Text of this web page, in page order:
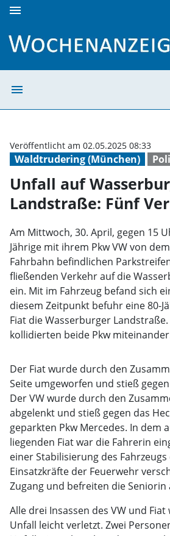
menu
menu
Waldtrudering (München)
Veröffentlicht am 02.05.2025 08:33
Unfall auf
Landstraße: Fünf
Am Mittwoch, 30. April, gegen 15
Jährige mit ihrem Pkw VW von
Fahrbahn befindlichen
fließenden Verkehr auf die
ein. Mit im Fahrzeug befand sich
diesem Zeitpunkt befuhr eine 80-
Fiat die Wasserburger
kollidierten beide Pkw
Der Fiat wurde durch den
Seite umgeworfen und stieß
Der VW wurde durch den
abgelenkt und stieß gegen das
geparkten Pkw Mercedes. In dem
liegenden Fiat war die Fahrerin
einer Stabilisierung des
Einsatzkräfte der Feuerwehr
Zugang und befreiten die Seniorin
Alle drei Insassen des VW und
Unfall leicht verletzt. Zwei